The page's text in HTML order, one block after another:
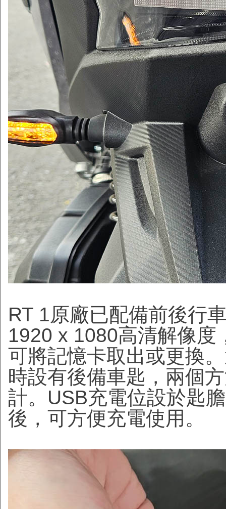
RT 1原廠已配備前後行
1920 x 1080高清解像度
可將記憶卡取出或更換
時設有後備車匙，兩個
計。USB充電位設於匙
後，可方便充電使用。